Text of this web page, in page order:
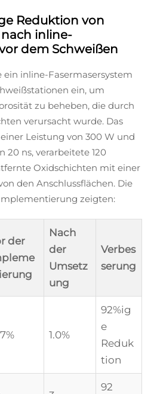
Reduktion von
inline-
dem Schweißen
ein inline-Fasermasersystem
ein, um
zu beheben, die durch
verursacht wurde. Das
Leistung von 300 W und
20 ns, verarbeitete 120
Oxidschichten mit einer
den Anschlussflächen. Die
zeigten:
der
Nach
der
Umsetz
ung
Verbes
serung
1.0%
92%ig
e
Reduk
tion
92